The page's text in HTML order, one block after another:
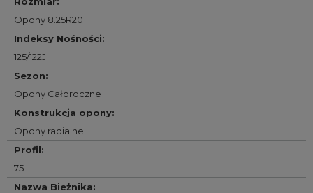
Opony 8.25R20
Indeksy Nośności:
125/122J
Sezon:
Opony Całoroczne
Konstrukcja opony:
Opony radialne
Profil:
75
Nazwa Bieżnika: